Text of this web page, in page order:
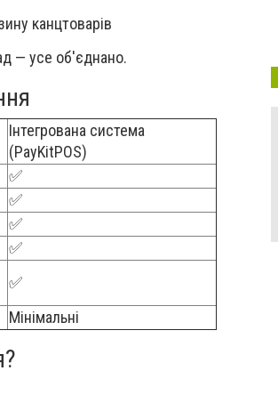
канцтоварів
— усе об'єднано.
Інтегрована система
(PayKitPOS)
✅
✅
✅
✅
✅
Мінімальні